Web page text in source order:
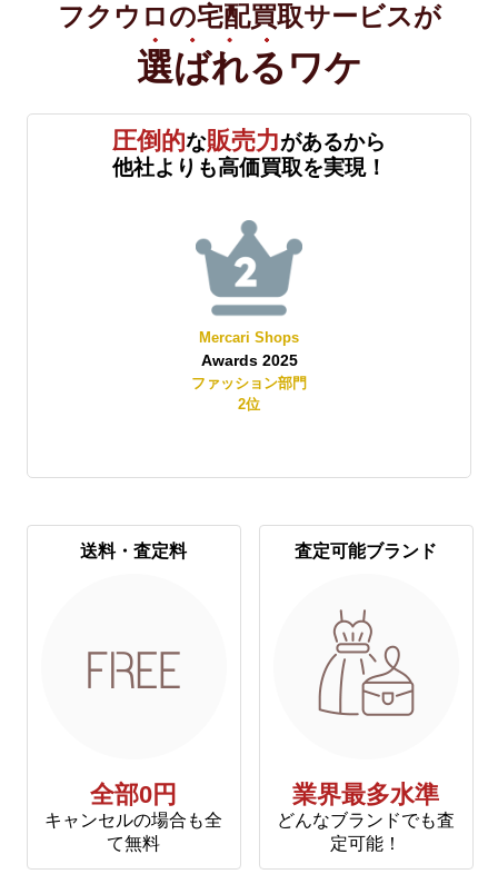
フクウロの宅配買取サービスが
選ばれる ワケ
圧倒的な販売力があるから
他社よりも高価買取を実現！
Mercari Shops
Awards 2025
ファッション部門
2位
送料・査定料
全部0円
キャンセルの場合も全
て無料
査定可能ブランド
業界最多水準
どんなブランドでも査
定可能！